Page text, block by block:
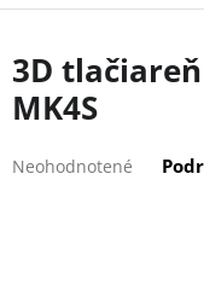
3D tlačiareň
MK4S
hodnotenie
Neohodnotené